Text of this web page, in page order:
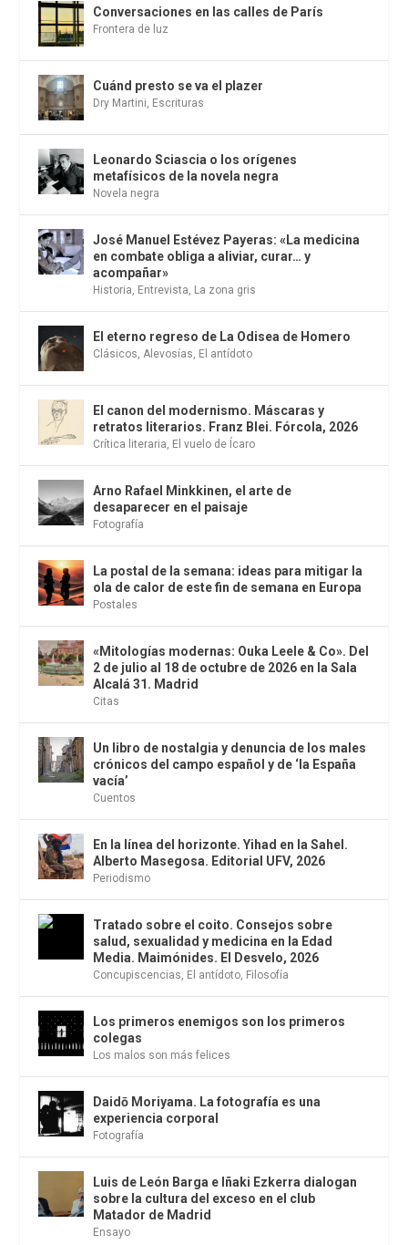
Conversaciones en las calles de París
Frontera de luz
Cuánd presto se va el plazer
Dry Martini, Escrituras
Leonardo Sciascia o los orígenes
metafísicos de la novela negra
Novela negra
José Manuel Estévez Payeras: «La medicina
en combate obliga a aliviar, curar… y
acompañar»
Historia, Entrevista, La zona gris
El eterno regreso de La Odisea de Homero
Clásicos,Alevosías, El antídoto
El canon del modernismo. Máscaras y
retratos literarios. Franz Blei. Fórcola, 2026
Crítica literaria, El vuelo de Ícaro
Arno Rafael Minkkinen, el arte de
desaparecer en el paisaje
Fotografía
La postal de la semana: ideas para mitigar la
ola de calor de este fin de semana en Europa
Postales
«Mitologías modernas: Ouka Leele & Co». Del
2 de julio al 18 de octubre de 2026 en la Sala
Alcalá 31. Madrid
Citas
Un libro de nostalgia y denuncia de los males
crónicos del campo español y de ‘la España
vacía’
Cuentos
En la línea del horizonte. Yihad en la Sahel.
Alberto Masegosa. Editorial UFV, 2026
Periodismo
Tratado sobre el coito. Consejos sobre
salud, sexualidad y medicina en la Edad
Media. Maimónides. El Desvelo, 2026
Concupiscencias, El antídoto, Filosofía
Los primeros enemigos son los primeros
colegas
Los malos son más felices
Daidō Moriyama. La fotografía es una
experiencia corporal
Fotografía
Luis de León Barga e Iñaki Ezkerra dialogan
sobre la cultura del exceso en el club
Matador de Madrid
Ensayo